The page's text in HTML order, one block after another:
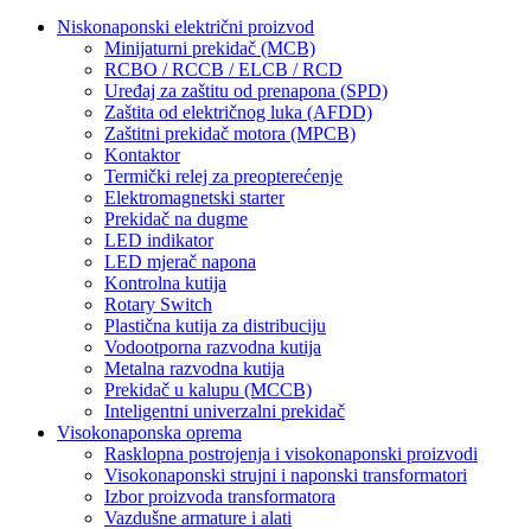
Niskonaponski električni proizvod
Minijaturni prekidač (MCB)
RCBO / RCCB / ELCB / RCD
Uređaj za zaštitu od prenapona (SPD)
Zaštita od električnog luka (AFDD)
Zaštitni prekidač motora (MPCB)
Kontaktor
Termički relej za preopterećenje
Elektromagnetski starter
Prekidač na dugme
LED indikator
LED mjerač napona
Kontrolna kutija
Rotary Switch
Plastična kutija za distribuciju
Vodootporna razvodna kutija
Metalna razvodna kutija
Prekidač u kalupu (MCCB)
Inteligentni univerzalni prekidač
Visokonaponska oprema
Rasklopna postrojenja i visokonaponski proizvodi
Visokonaponski strujni i naponski transformatori
Izbor proizvoda transformatora
Vazdušne armature i alati